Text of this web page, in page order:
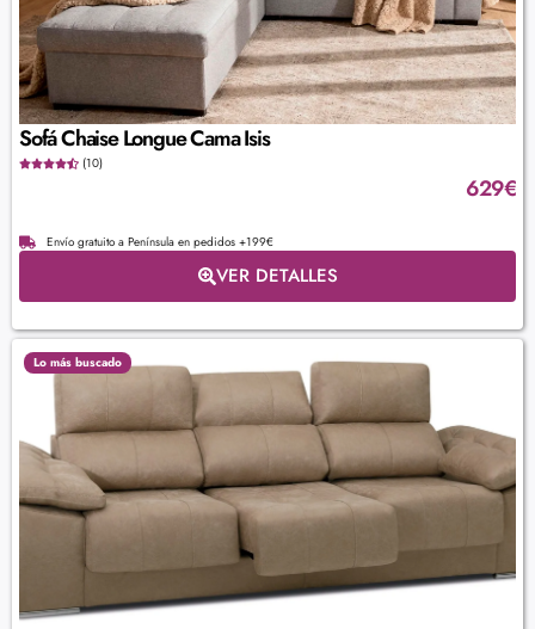
Sofá Chaise Longue Cama Isis
(10)
629€
Envío gratuito a Península en pedidos +199€
VER DETALLES
Lo más buscado